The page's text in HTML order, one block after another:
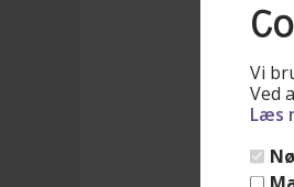
Vi
Ved
Læs